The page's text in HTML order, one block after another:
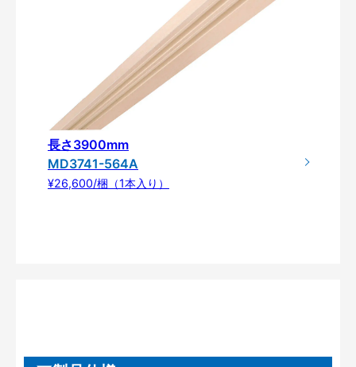
長さ3900mm
MD3741-564A
¥26,600/梱（1本入り）